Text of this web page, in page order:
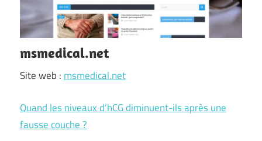
msmedical.net
Site web : msmedical.net
Quand les niveaux d’hCG diminuent-ils après une
fausse couche ?